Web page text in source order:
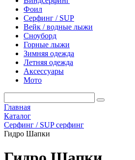
Фоил
Серфинг / SUP
Вейк / водные лыжи
Сноуборд
Горные лыжи
Зимняя одежда
Летняя одежда
Аксессуары
Мото
Главная
Каталог
Серфинг / SUP серфинг
Гидро Шапки